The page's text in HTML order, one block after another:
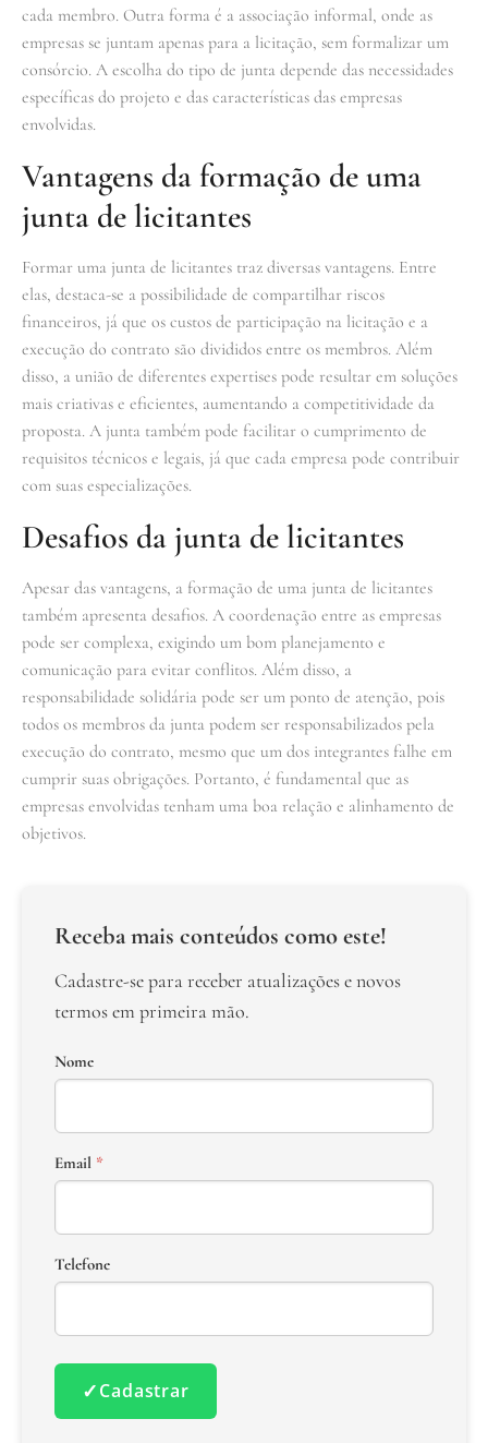
cada membro. Outra forma é a associação informal, onde as
empresas se juntam apenas para a licitação, sem formalizar um
consórcio. A escolha do tipo de junta depende das necessidades
específicas do projeto e das características das empresas
envolvidas.
Vantagens da formação de uma
junta de licitantes
Formar uma junta de licitantes traz diversas vantagens. Entre
elas, destaca-se a possibilidade de compartilhar riscos
financeiros, já que os custos de participação na licitação e a
execução do contrato são divididos entre os membros. Além
disso, a união de diferentes expertises pode resultar em soluções
mais criativas e eficientes, aumentando a competitividade da
proposta. A junta também pode facilitar o cumprimento de
requisitos técnicos e legais, já que cada empresa pode contribuir
com suas especializações.
Desafios da junta de licitantes
Apesar das vantagens, a formação de uma junta de licitantes
também apresenta desafios. A coordenação entre as empresas
pode ser complexa, exigindo um bom planejamento e
comunicação para evitar conflitos. Além disso, a
responsabilidade solidária pode ser um ponto de atenção, pois
todos os membros da junta podem ser responsabilizados pela
execução do contrato, mesmo que um dos integrantes falhe em
cumprir suas obrigações. Portanto, é fundamental que as
empresas envolvidas tenham uma boa relação e alinhamento de
objetivos.
Receba mais conteúdos como este!
Cadastre-se para receber atualizações e novos
termos em primeira mão.
Nome
Email *
Telefone
✓Cadastrar